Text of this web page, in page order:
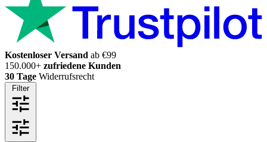
Kostenloser Versand ab €99
150.000+ zufriedene Kunden
30 Tage Widerrufsrecht
Filter